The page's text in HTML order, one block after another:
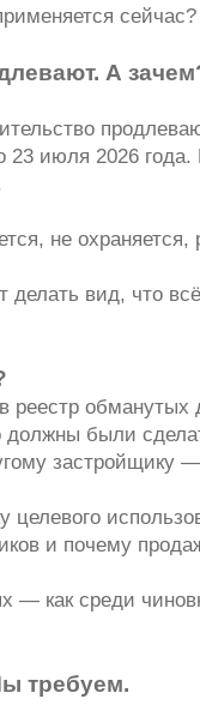
сейчас?
А
июля 2026 года.
не охраняется,
делать вид, что
реестр
должны были
застройщику
целевого
и почему
— как среди
требуем.